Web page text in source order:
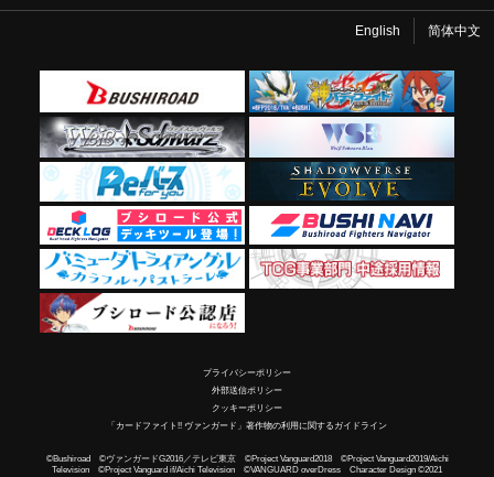
English 简体中文
プライバシーポリシー
外部送信ポリシー
クッキーポリシー
「カードファイト!! ヴァンガード」著作物の利用に関するガイドライン
©Bushiroad ©ヴァンガードG2016／テレビ東京 ©Project Vanguard2018 ©Project Vanguard2019/Aichi
Television ©Project Vanguard if/Aichi Television ©VANGUARD overDress Character Design ©2021